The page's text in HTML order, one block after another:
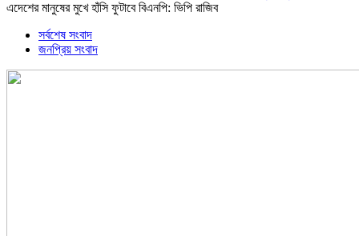
এদেশের মানুষের মুখে হাঁসি ফুটাবে বিএনপি: ভিপি রাজিব
সর্বশেষ সংবাদ
জনপ্রিয় সংবাদ